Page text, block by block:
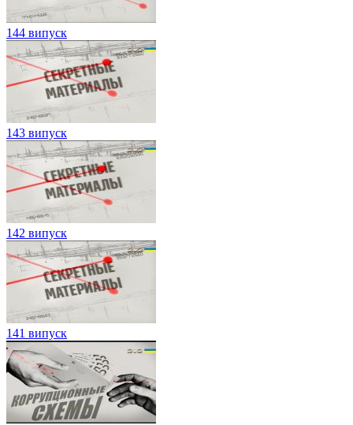
144 випуск
143 випуск
142 випуск
141 випуск